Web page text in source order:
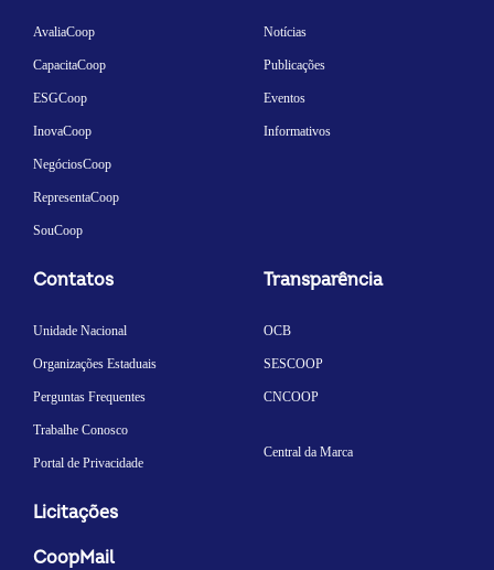
AvaliaCoop
CapacitaCoop
ESGCoop
InovaCoop
NegóciosCoop
RepresentaCoop
SouCoop
Notícias
Publicações
Eventos
Informativos
Contatos
Unidade Nacional
Organizações Estaduais
Perguntas Frequentes
Trabalhe Conosco
Portal de Privacidade
Transparência
OCB
SESCOOP
CNCOOP
Central da Marca
Licitações
CoopMail